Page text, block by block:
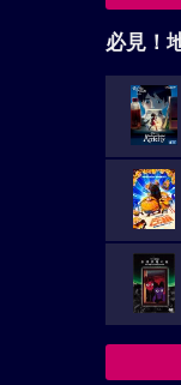
必見！